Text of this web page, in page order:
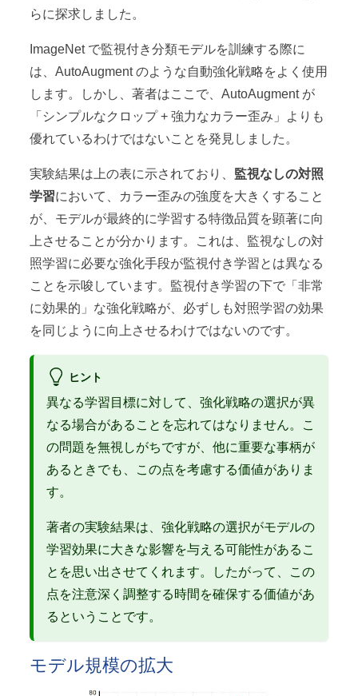
らに探求しました。
ImageNet で監視付き分類モデルを訓練する際に
は、AutoAugment のような自動強化戦略をよく使用
します。しかし、著者はここで、AutoAugment が
「シンプルなクロップ + 強力なカラー歪み」よりも
優れているわけではないことを発見しました。
実験結果は上の表に示されており、 監視なしの対照
学習において、カラー歪みの強度を大きくすること
が、モデルが最終的に学習する特徴品質を顕著に向
上させることが分かります。これは、監視なしの対
照学習に必要な強化手段が監視付き学習とは異なる
ことを示唆しています。監視付き学習の下で「非常
に効果的」な強化戦略が、必ずしも対照学習の効果
を同じように向上させるわけではないのです。
ヒント
異なる学習目標に対して、強化戦略の選択が異
なる場合があることを忘れてはなりません。こ
の問題を無視しがちですが、他に重要な事柄が
あるときでも、この点を考慮する価値がありま
す。
著者の実験結果は、強化戦略の選択がモデルの
学習効果に大きな影響を与える可能性があるこ
とを思い出させてくれます。したがって、この
点を注意深く調整する時間を確保する価値があ
るということです。
モデル規模の拡大